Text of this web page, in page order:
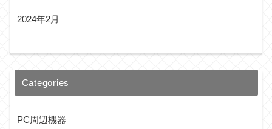
2024年2月
Categories
PC周辺機器